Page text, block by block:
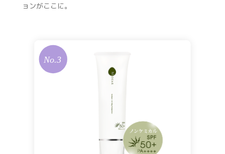
ョンがここに。